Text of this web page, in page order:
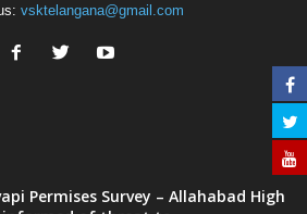
vsktelangana@gmail.com
Permises Survey – Allahabad High